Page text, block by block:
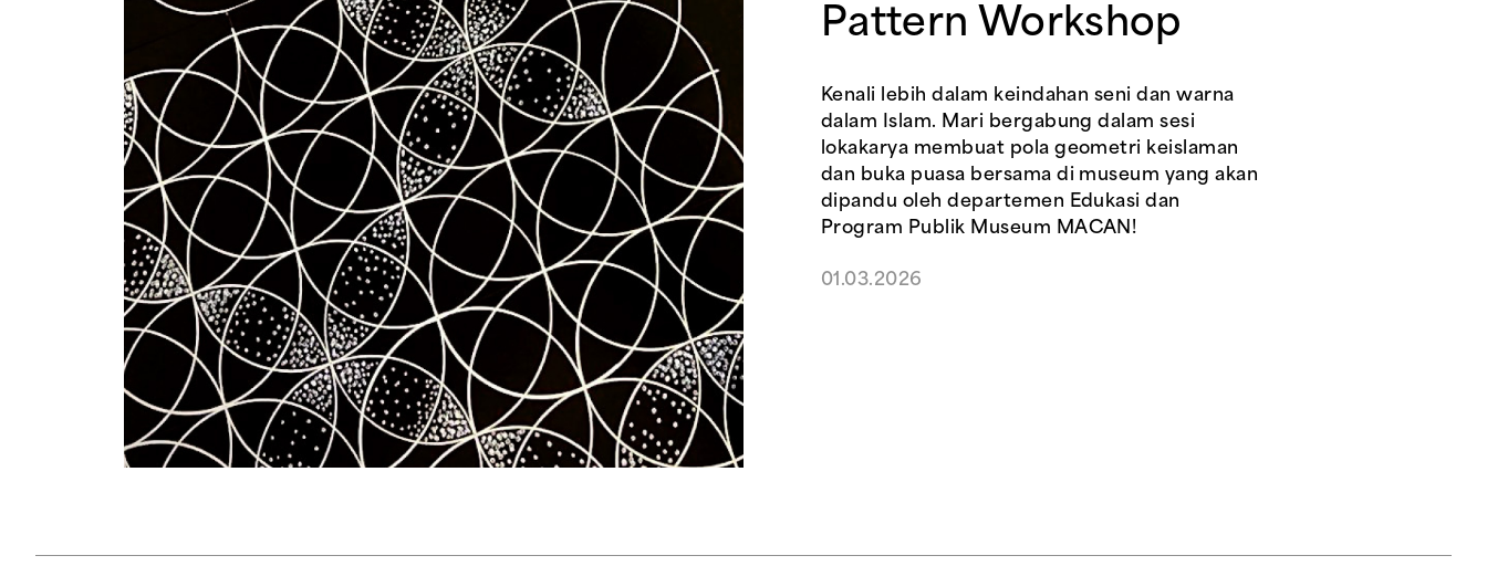
Pattern Workshop
Kenali lebih dalam keindahan seni dan warna
dalam Islam. Mari bergabung dalam sesi
lokakarya membuat pola geometri keislaman
dan buka puasa bersama di museum yang akan
dipandu oleh departemen Edukasi dan
Program Publik Museum MACAN!
01.03.2026